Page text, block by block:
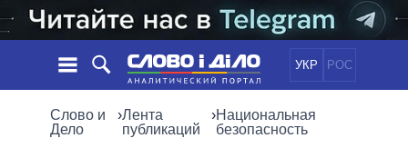
УКР РОС
НОВОСТИ
Слово и
Дело
›Лента
публикаций
›Национальная
безопасность